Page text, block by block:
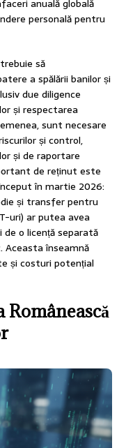
anuală globală
personală pentru
să
a spălării banilor și
due diligence
și respectarea
sunt necesare
și control,
și de raportare
de reținut este
în martie 2026:
și transfer pentru
uri) ar putea avea
o licență separată
Aceasta înseamnă
și costuri potențial